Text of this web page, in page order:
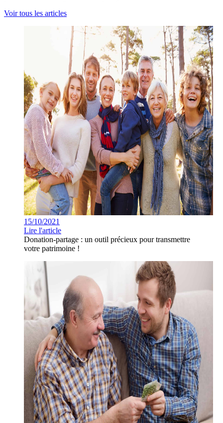
Voir tous les articles
15/10/2021
Lire l'article
Donation-partage : un outil précieux pour transmettre
votre patrimoine !